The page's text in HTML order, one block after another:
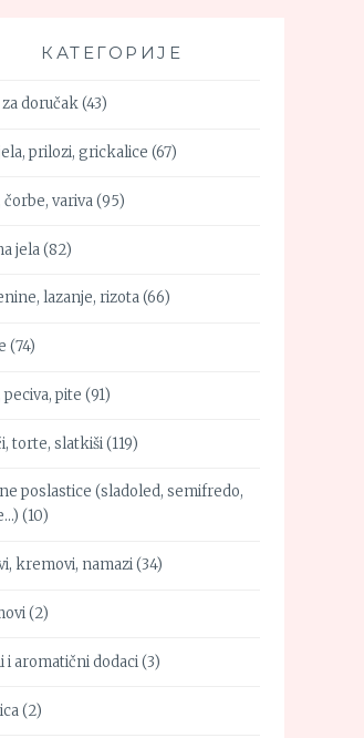
КАТЕГОРИЈЕ
doručak(43)
prilozi, grickalice (67)
čorbe, variva(95)
jela(82)
lazanje, rizota(66)
(74)
pite (91)
torte, slatkiši(119)
poslastice (sladoled, semifredo,
(10)
kremovi, namazi(34)
(2)
i aromatični dodaci(3)
(2)